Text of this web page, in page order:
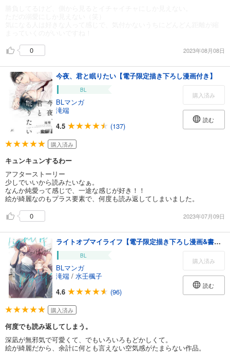
0
2023年08月08日
今夜、君と眠りたい【電子限定描き下ろし漫画付き】
BL
BLマンガ
滝端
4.5
(137)
購入済み
読む
購入済み
キュンキュンするわー
アフターストーリー
少しでいいから読みたいなぁ。
なんか純愛って感じで、一途な感じが好き！！
絵が綺麗なのもプラス要素で、何度も読み返してしまいました。
0
2023年07月09日
ライトオブマイライフ【電子限定描き下ろし漫画&書き下ろしSS】
BL
BLマンガ
滝端 / 水壬楓子
4.6
(96)
購入済み
読む
購入済み
何度でも読み返してしまう。
深凪が無邪気で可愛くて、でもいろいろもどかしくて。
絵が綺麗だから、余計に何とも言えない空気感がたまらない作品。